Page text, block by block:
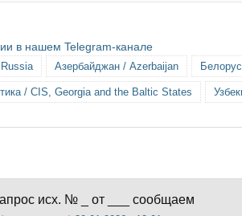
в нашем Telegram-канале
Азербайджан / Azerbaijan
/ CIS, Georgia and the Baltic States
исх. № _ от ___ сообщаем